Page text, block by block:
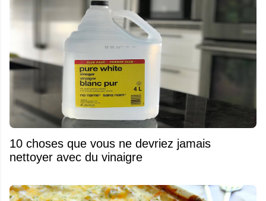
10 choses que vous ne devriez jamais
nettoyer avec du vinaigre